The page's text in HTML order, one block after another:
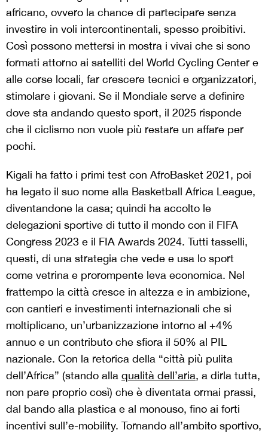
africano, ovvero la chance di partecipare senza
investire in voli intercontinentali, spesso proibitivi.
Così possono mettersi in mostra i vivai che si sono
formati attorno ai satelliti del World Cycling Center e
alle corse locali, far crescere tecnici e organizzatori,
stimolare i giovani. Se il Mondiale serve a definire
dove sta andando questo sport, il 2025 risponde
che il ciclismo non vuole più restare un affare per
pochi.
Kigali ha fatto i primi test con AfroBasket 2021, poi
ha legato il suo nome alla Basketball Africa League,
diventandone la casa; quindi ha accolto le
delegazioni sportive di tutto il mondo con il FIFA
Congress 2023 e il FIA Awards 2024. Tutti tasselli,
questi, di una strategia che vede e usa lo sport
come vetrina e prorompente leva economica. Nel
frattempo la città cresce in altezza e in ambizione,
con cantieri e investimenti internazionali che si
moltiplicano, un’urbanizzazione intorno al +4%
annuo e un contributo che sfiora il 50% al PIL
nazionale. Con la retorica della “città più pulita
dell’Africa” (stando alla qualità dell’aria, a dirla tutta,
non pare proprio così) che è diventata ormai prassi,
dal bando alla plastica e al monouso, fino ai forti
incentivi sull’e-mobility. Tornando all’ambito sportivo,